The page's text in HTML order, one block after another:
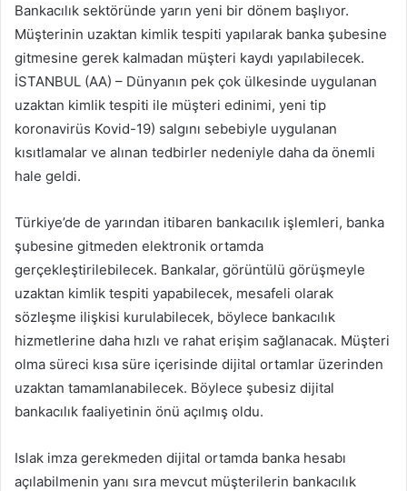
Bankacılık sektöründe yarın yeni bir dönem başlıyor.
Müşterinin uzaktan kimlik tespiti yapılarak banka şubesine
gitmesine gerek kalmadan müşteri kaydı yapılabilecek.
İSTANBUL (AA) – Dünyanın pek çok ülkesinde uygulanan
uzaktan kimlik tespiti ile müşteri edinimi, yeni tip
koronavirüs Kovid-19) salgını sebebiyle uygulanan
kısıtlamalar ve alınan tedbirler nedeniyle daha da önemli
hale geldi.
Türkiye’de de yarından itibaren bankacılık işlemleri, banka
şubesine gitmeden elektronik ortamda
gerçekleştirilebilecek. Bankalar, görüntülü görüşmeyle
uzaktan kimlik tespiti yapabilecek, mesafeli olarak
sözleşme ilişkisi kurulabilecek, böylece bankacılık
hizmetlerine daha hızlı ve rahat erişim sağlanacak. Müşteri
olma süreci kısa süre içerisinde dijital ortamlar üzerinden
uzaktan tamamlanabilecek. Böylece şubesiz dijital
bankacılık faaliyetinin önü açılmış oldu.
Islak imza gerekmeden dijital ortamda banka hesabı
açılabilmenin yanı sıra mevcut müşterilerin bankacılık